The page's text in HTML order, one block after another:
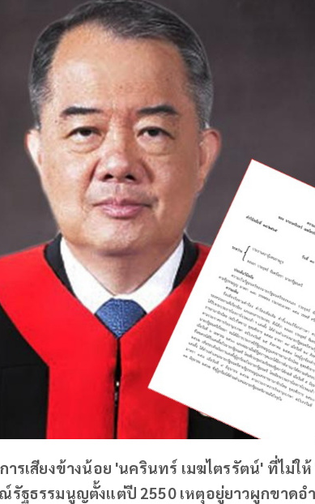
ารเสียงข้างน้อย 'นครินทร์ เมฆไตรรัตน์' ที่ไม่ใ
รัฐธรรมนูญตั้งแต่ปี 2550 เหตุอยู่ยาวผูกขาด